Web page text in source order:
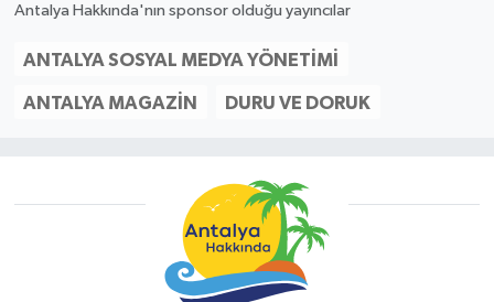
Antalya Hakkında'nın sponsor olduğu yayıncılar
ANTALYA SOSYAL MEDYA YÖNETIMI
ANTALYA MAGAZIN DURU VE DORUK